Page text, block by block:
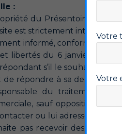
:
du Présentoir Seiller.
est strictement interdite.
informé, conformément
libertés du 6 janvier 1978,
s’il le souhaite aux
répondre à sa demande,
du traitement, à
sauf opposition de sa
ou lui adresser ses
pas recevoir des
Votre
Votre